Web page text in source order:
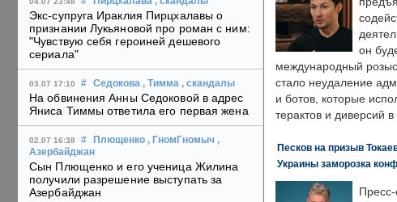
Экс-супруга Ираклия Пирцхалавы о
признании Лукьяновой про роман с ним:
"Чувствую себя героиней дешевого
сериала"
03.07 17:10 # Седокова , Тимма , скандалы
На обвинения Анны Седоковой в адрес
Яниса Тиммы ответила его первая жена
02.07 16:38 # Плющенко , ГномГномыч ,
Азербайджан
Сын Плющенко и его ученица Жилина
получили разрешение выступать за
Азербайджан
он
международный
стало неудаление
и ботов, которые
терактов и диверсий в
Песков на призыв
Украины заморозка
Пресс-